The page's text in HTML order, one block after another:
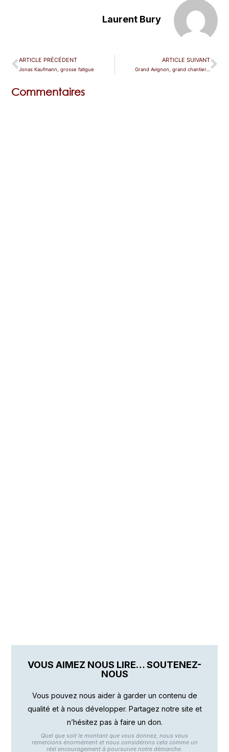
Laurent Bury
ARTICLE PRÉCÉDENT
Jonas Kaufmann, grosse fatigue
ARTICLE SUIVANT
Grand Avignon, grand chantier…
Commentaires
VOUS AIMEZ NOUS LIRE… SOUTENEZ-
NOUS
Vous pouvez nous aider à garder un contenu de
qualité et à nous développer. Partagez notre site et
n’hésitez pas à faire un don.
Quel que soit le montant que vous donnez, nous vous
remercions énormément et nous considérons cela comme un
réel encouragement à poursuivre notre démarche.